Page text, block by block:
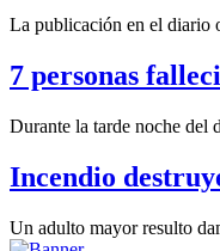
La publicación en el diario
7 personas
Durante la tarde noche del
Incendio
Un adulto mayor resulto